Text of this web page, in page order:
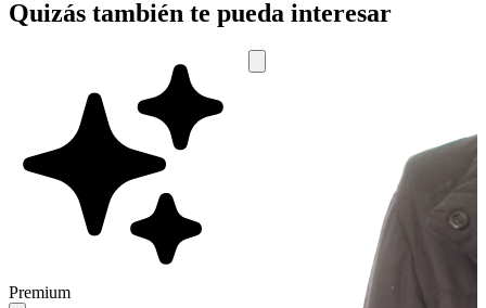
Quizás también te pueda interesar
Premium